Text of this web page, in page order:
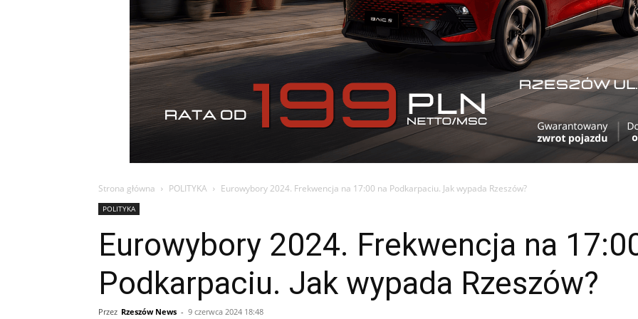
Strona główna POLITYKA Eurowybory 2024. Frekwencja na 17:00 na Podkarpaciu. Jak wypada Rzeszów?
POLITYKA
Eurowybory 2024. Frekwencja na
Podkarpaciu. Jak wypada Rzeszów?
Przez Rzeszów News - 9 czerwca 2024 18:48